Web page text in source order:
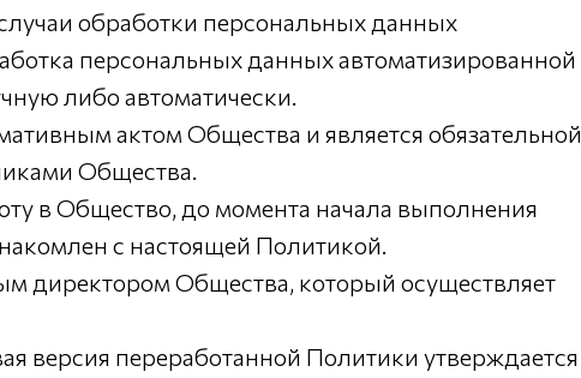
обработки персональных данных
персональных данных автоматизированной
либо автоматически.
актом Общества и является обязательной
Общества.
в Общество, до момента начала выполнения
с настоящей Политикой.
директором Общества, который осуществляет
версия переработанной Политики утверждается